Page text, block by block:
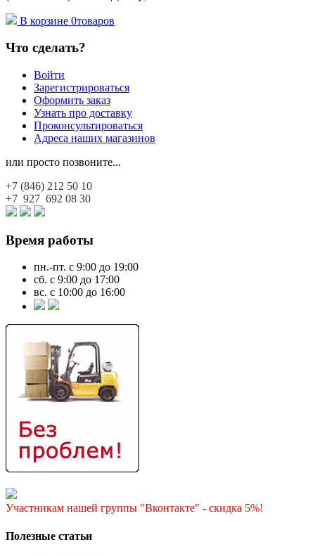
В корзине 0товаров
Что сделать?
Войти
Зарегистрироваться
Оформить заказ
Узнать про доставку
Проконсультироваться
Адреса наших магазинов
или просто позвоните...
+7 (846) 212 50 10
+7 927 692 08 30
Время работы
пн.-пт. с 9:00 до 19:00
сб. с 9:00 до 17:00
вс. с 10:00 до 16:00
Участникам нашей группы "Вконтакте" - скидка 5%!
Полезные статьи